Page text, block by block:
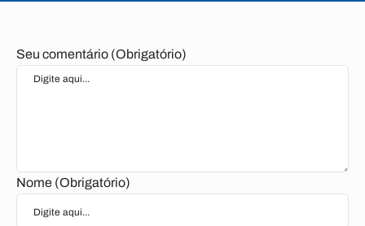
Seu comentário (Obrigatório)
Nome (Obrigatório)